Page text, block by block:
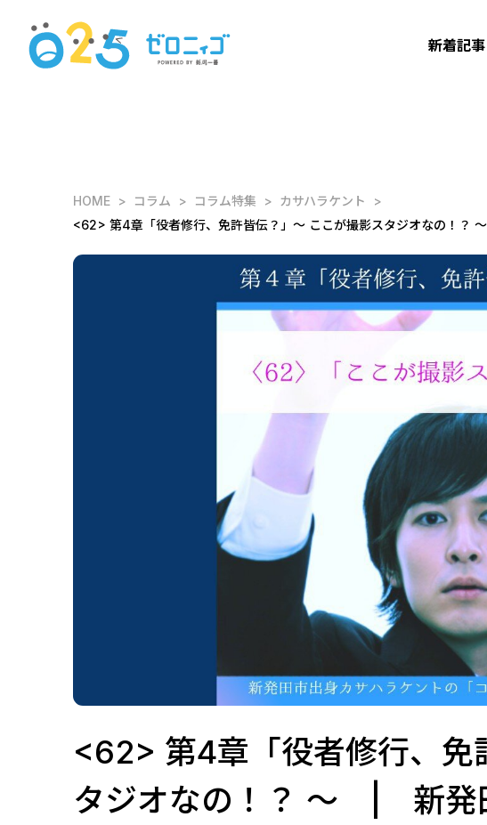
新着記事
HOME コラム コラム特集
カサハラケント
<62> 第4章「役者修行、免許皆伝？」～ ここが撮影スタジオなの！？
<62> 第4章「役者修行、免
タジオなの！？ ～ | 新発